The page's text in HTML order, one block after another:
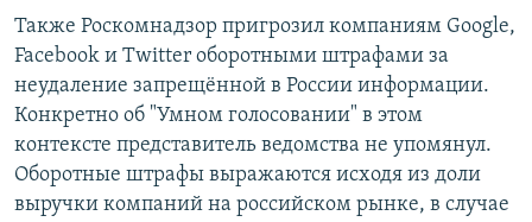
Также Роскомнадзор пригрозил компаниям Google,
Facebook и Twitter оборотными штрафами за
неудаление запрещённой в России информации.
Конкретно об "Умном голосовании" в этом
контексте представитель ведомства не упомянул.
Оборотные штрафы выражаются исходя из доли
выручки компаний на российском рынке, в случае